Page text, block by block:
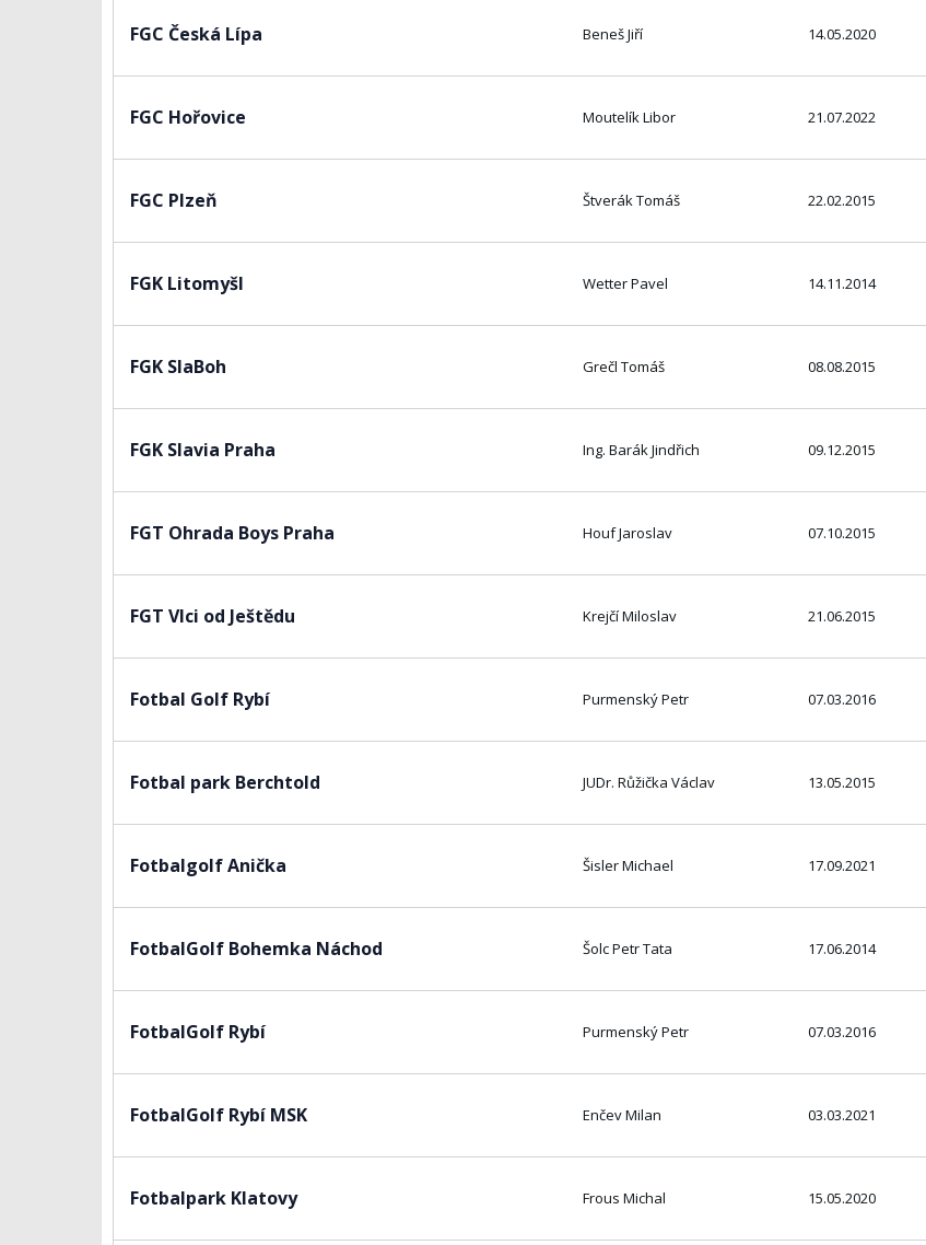
FGC Česká Lípa Beneš Jiří 14.05.2020
FGC Hořovice Moutelík Libor 21.07.2022
FGC Plzeň Štverák Tomáš 22.02.2015
FGK Litomyšl Wetter Pavel 14.11.2014
FGK SlaBoh Grečl Tomáš 08.08.2015
FGK Slavia Praha Ing. Barák Jindřich 09.12.2015
FGT Ohrada Boys Praha Houf Jaroslav 07.10.2015
FGT Vlci od Ještědu Krejčí Miloslav 21.06.2015
Fotbal Golf Rybí Purmenský Petr 07.03.2016
Fotbal park Berchtold JUDr. Růžička Václav 13.05.2015
Fotbalgolf Anička Šisler Michael 17.09.2021
FotbalGolf Bohemka Náchod Šolc Petr Tata 17.06.2014
FotbalGolf Rybí Purmenský Petr 07.03.2016
FotbalGolf Rybí MSK Enčev Milan 03.03.2021
Fotbalpark Klatovy Frous Michal 15.05.2020